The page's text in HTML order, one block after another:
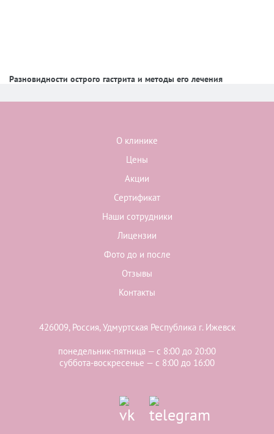
Разновидности острого гастрита и методы его лечения
О клинике
Цены
Акции
Сертификат
Наши сотрудники
Лицензии
Фото до и после
Отзывы
Контакты
426009, Россия, Удмуртская Республика г. Ижевск
понедельник-пятница — с 8:00 до 20:00
суббота-воскресенье — с 8:00 до 16:00